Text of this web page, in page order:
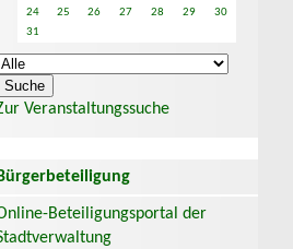
24
25 26 27 28 29
30
31
Veranstaltungssuche
Bürgerbeteiligung
Beteiligungsportal der